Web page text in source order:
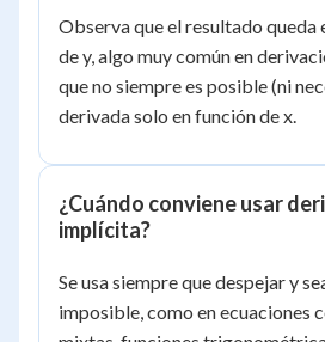
y^2}{2xy
+ 1}
Observa que el resultado queda
de y, algo muy común en
que no siempre es posible (ni
derivada solo en función de x.
¿Cuándo conviene usar
implícita?
Se usa siempre que despejar y
imposible, como en ecuaciones